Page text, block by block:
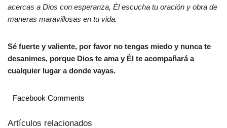
acercas a Dios con esperanza, Él escucha tu oración y obra de
maneras maravillosas en tu vida.
Sé fuerte y valiente, por favor no tengas miedo y nunca te
desanimes, porque Dios te ama y Él te acompañará a
cualquier lugar a donde vayas.
Facebook Comments
Artículos relacionados